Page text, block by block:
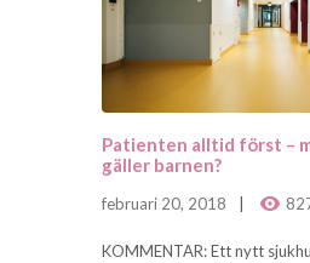
Patienten alltid först –
gäller barnen?
februari 20, 2018
KOMMENTAR: Ett nytt